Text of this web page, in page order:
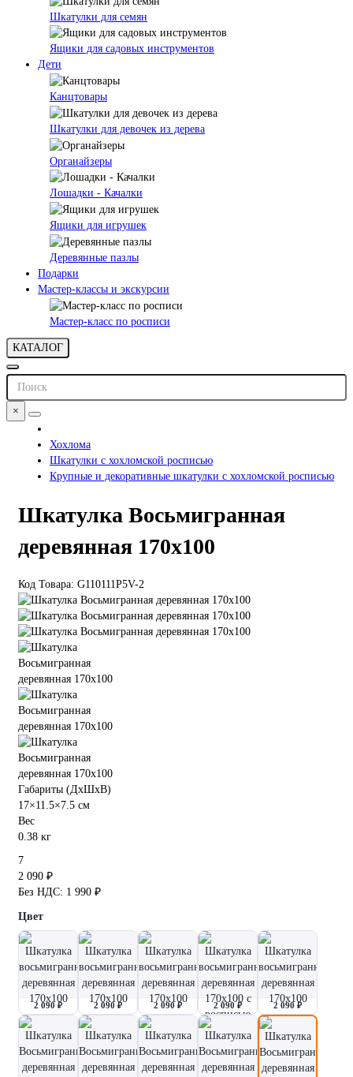
Шкатулки для семян
Ящики для садовых инструментов
Дети
Канцтовары
Шкатулки для девочек из дерева
Органайзеры
Лошадки - Качалки
Ящики для игрушек
Деревянные пазлы
Подарки
Мастер-классы и экскурсии
Мастер-класс по росписи
КАТАЛОГ
×
Хохлома
Шкатулки с хохломской росписью
Крупные и декоративные шкатулки с хохломской росписью
Шкатулка Восьмигранная
деревянная 170х100
Код Товара: G110111P5V-2
Габариты (ДхШхВ)
17×11.5×7.5 см
Вес
0.38 кг
7
2 090 ₽
Без НДС: 1 990 ₽
Цвет
2 090 ₽ 2 090 ₽ 2 090 ₽ 2 090 ₽ 2 090 ₽